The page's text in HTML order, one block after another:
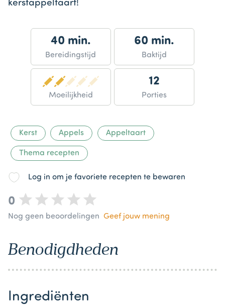
kerstappeltaart!
40 min.
Bereidingstijd
60 min.
Baktijd
Moeilijkheid
12
Porties
Kerst Appels Appeltaart
Thema recepten
Log in om je favoriete recepten te bewaren
0
Nog geen beoordelingen Geef jouw mening
Benodigdheden
Ingrediënten